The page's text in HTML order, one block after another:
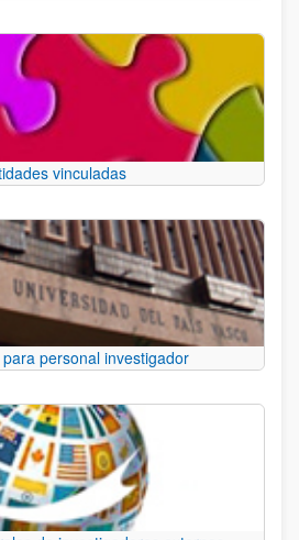
vinculadas
personal investigador